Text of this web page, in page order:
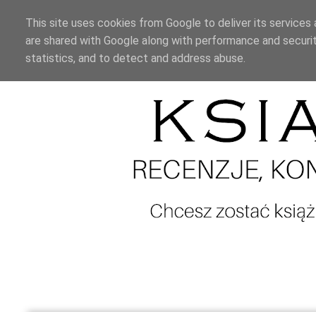
This site uses cookies from Google to deliver its
are shared with Google along with performance and
statistics, and to detect and address abuse.